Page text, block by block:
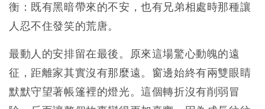
衡：既有黑暗帶來的不安，也有兄弟相處時那種讓
人忍不住發笑的荒唐。
最動人的安排留在最後。原來這場驚心動魄的遠
征，距離家其實沒有那麼遠。窗邊始終有兩雙眼睛
默默守望著帳篷裡的燈光。這個轉折沒有削弱冒